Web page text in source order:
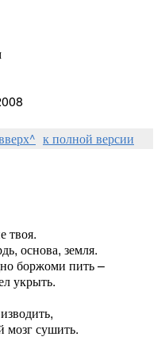
к полной версии
твоя.
основа, земля.
боржоми пить –
укрыть.
мозг сушить.